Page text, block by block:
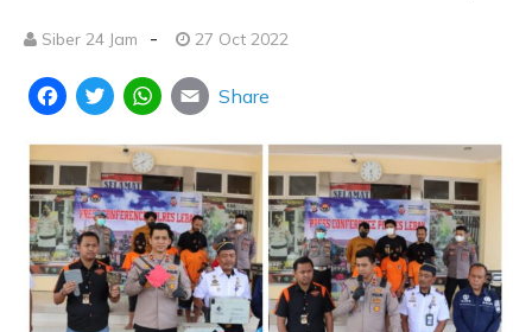
Siber 24 Jam - 27 Oct 2022
FacebookTwitterWhatsApp
Email
Share